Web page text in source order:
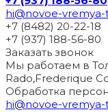
hi@novoe-
+7 (8482) 20-22-18
+7 (937) 188-56-80
Заказать звонок
Мы работаем в
Rado,Frederique
Обработка
hi@novoe-